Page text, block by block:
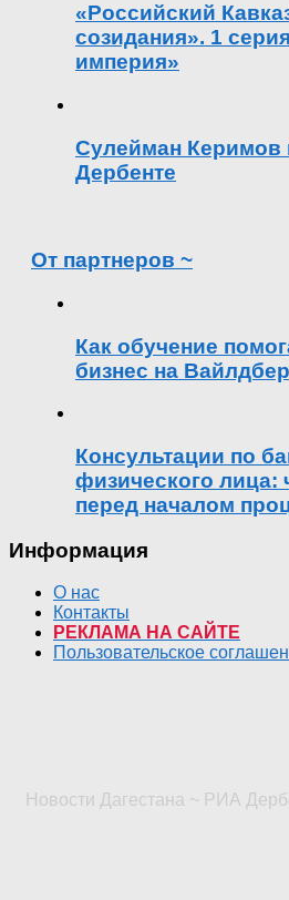
«Российский
созидания». 1
империя»
Сулейман Керимов
Дербенте
От партнеров ~
Как обучение
бизнес на
Консультации по
физического лица:
перед началом
Информация
О нас
Контакты
РЕКЛАМА НА САЙТЕ
Пользовательское
Новости Дагестана ~ РИА